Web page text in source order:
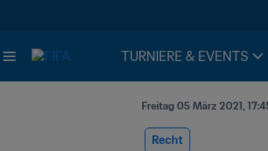
TURNIERE & EVENTS
Freitag 05 März 2021,
Recht